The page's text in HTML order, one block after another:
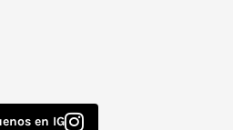
en IG